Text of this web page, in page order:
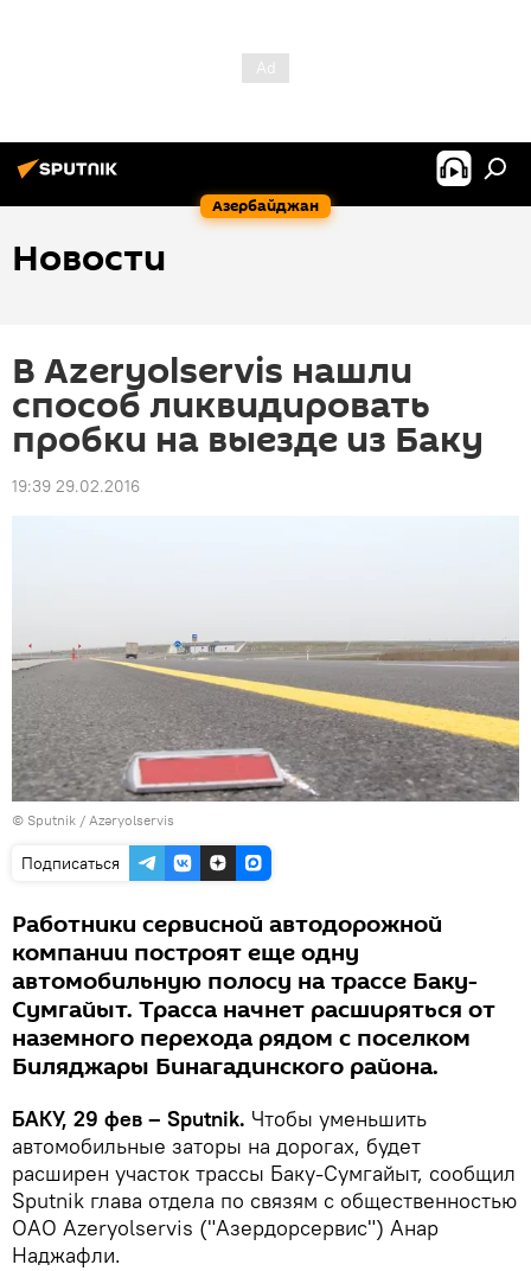
Азербайджан
Новости
В Azeryolservis нашли
способ ликвидировать
пробки на выезде из Баку
19:39 29.02.2016
© Sputnik / Azəryolservis
Подписаться
Работники сервисной автодорожной
компании построят еще одну
автомобильную полосу на трассе Баку-
Сумгайыт. Трасса начнет расширяться от
наземного перехода рядом с поселком
Биляджары Бинагадинского района.
БАКУ, 29 фев – Sputnik. Чтобы уменьшить
автомобильные заторы на дорогах, будет
расширен участок трассы Баку-Сумгайыт, сообщил
Sputnik глава отдела по связям с общественностью
ОАО Azeryolservis ("Азердорсервис") Анар
Наджафли.